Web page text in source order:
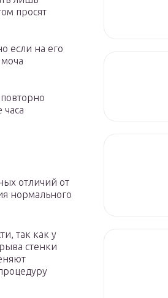
просят
если на его
отличий от
нормального
так как у
стенки